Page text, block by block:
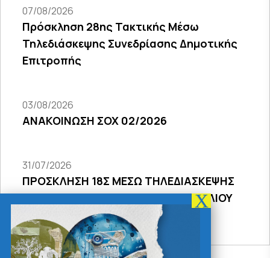
07/08/2026
Πρόσκληση 28ης Τακτικής Μέσω
Τηλεδιάσκεψης Συνεδρίασης Δημοτικής
Επιτροπής
03/08/2026
ΑΝΑΚΟΙΝΩΣΗ ΣΟΧ 02/2026
31/07/2026
ΠΡΟΣΚΛΗΣΗ 18Σ ΜΕΣΩ ΤΗΛΕΔΙΑΣΚΕΨΗΣ
ΣΥΝΕΔΡΙΑΣΗΣ ΔΗΜΟΤΙΚΟΥ ΣΥΜΒΟΥΛΙΟΥ